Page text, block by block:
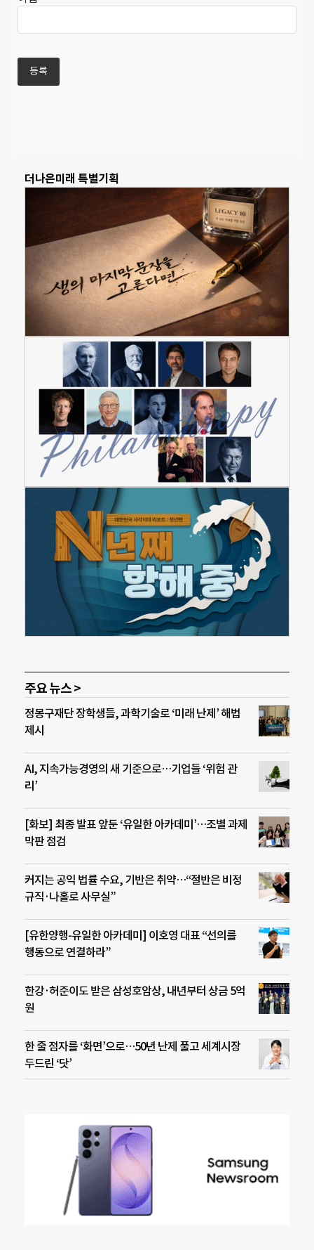
더나은미래 특별기획
주요 뉴스 >
정몽구재단 장학생들, 과학기술로 ‘미래 난제’ 해법
제시
AI, 지속가능경영의 새 기준으로…기업들 ‘위험 관
리’
[화보] 최종 발표 앞둔 ‘유일한 아카데미’…조별 과제
막판 점검
커지는 공익 법률 수요, 기반은 취약…“절반은 비정
규직·나홀로 사무실”
[유한양행-유일한 아카데미] 이호영 대표 “선의를
행동으로 연결하라”
한강·허준이도 받은 삼성호암상, 내년부터 상금 5억
원
한 줄 점자를 ‘화면’으로…50년 난제 풀고 세계시장
두드린 ‘닷’